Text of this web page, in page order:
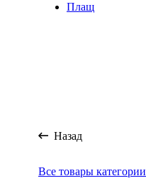
Плащ
Назад
Все товары категории